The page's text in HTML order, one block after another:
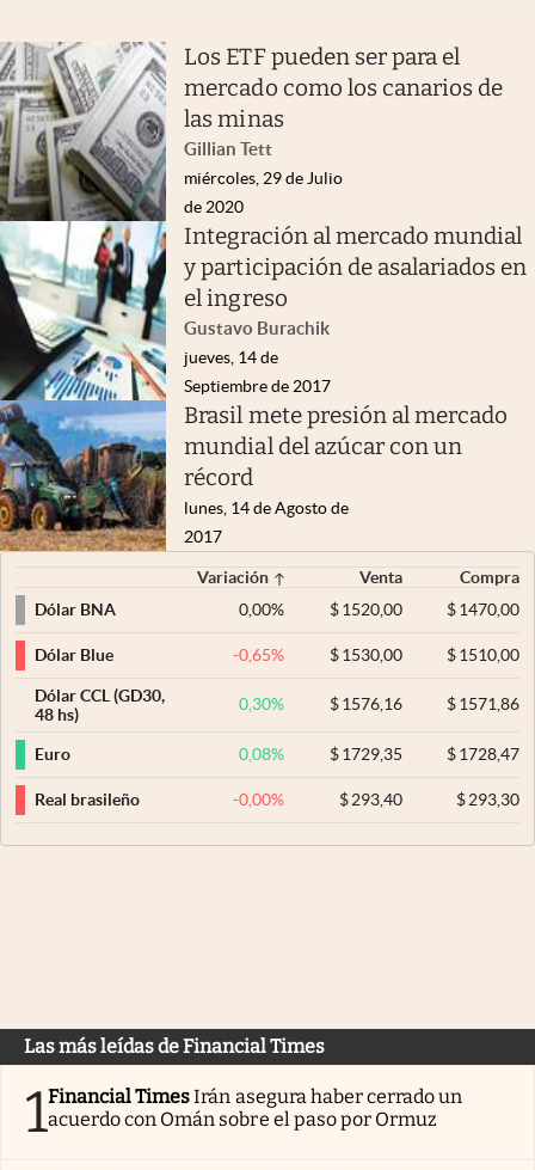
Los ETF pueden ser para el
mercado como los canarios de
las minas
Gillian Tett
miércoles, 29 de Julio
de 2020
Integración al mercado mundial
y participación de asalariados en
el ingreso
Gustavo Burachik
jueves, 14 de
Septiembre de 2017
Brasil mete presión al mercado
mundial del azúcar con un
récord
lunes, 14 de Agosto de
2017
Variación Venta
Compra
Dólar BNA
0,00% $ 1520,00 $1470,00
Dólar Blue -0,65% $ 1530,00 $1510,00
Dólar CCL (GD30,
48 hs)
0,30% $ 1576,16 $1571,86
Euro 0,08% $ 1729,35 $1728,47
Real brasileño -0,00% $ 293,40 $293,30
Las más leídas de Financial Times
1Financial TimesIrán asegura haber cerrado un
acuerdo con Omán sobre el paso por Ormuz